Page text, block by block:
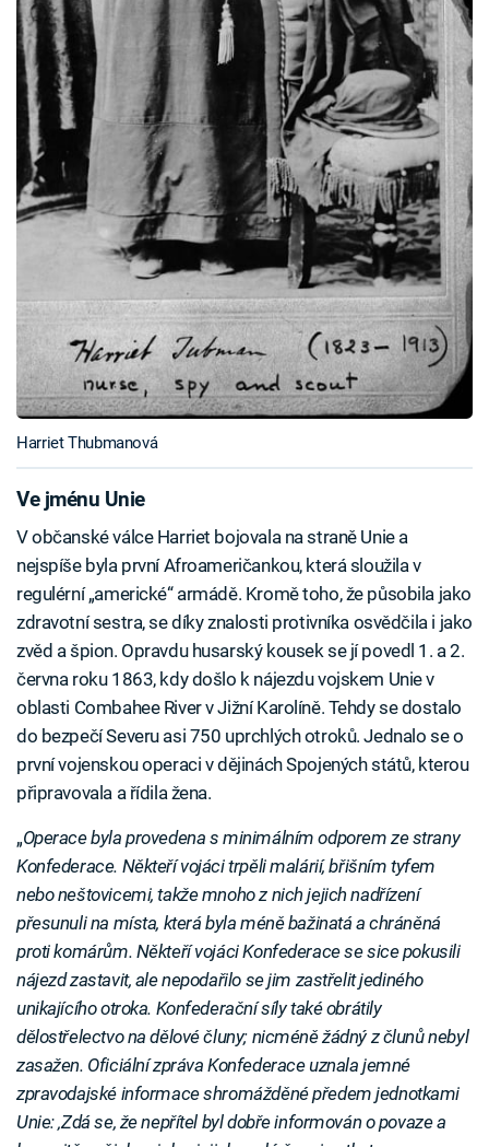
Harriet Thubmanová
Ve jménu Unie
V občanské válce Harriet bojovala na straně Unie a
nejspíše byla první Afroameričankou, která sloužila v
regulérní „americké“ armádě. Kromě toho, že působila jako
zdravotní sestra, se díky znalosti protivníka osvědčila i jako
zvěd a špion. Opravdu husarský kousek se jí povedl 1. a 2.
června roku 1863, kdy došlo k nájezdu vojskem Unie v
oblasti Combahee River v Jižní Karolíně. Tehdy se dostalo
do bezpečí Severu asi 750 uprchlých otroků. Jednalo se o
první vojenskou operaci v dějinách Spojených států, kterou
připravovala a řídila žena.
„Operace byla provedena s minimálním odporem ze strany
Konfederace. Někteří vojáci trpěli malárií, břišním tyfem
nebo neštovicemi, takže mnoho z nich jejich nadřízení
přesunuli na místa, která byla méně bažinatá a chráněná
proti komárům. Někteří vojáci Konfederace se sice pokusili
nájezd zastavit, ale nepodařilo se jim zastřelit jediného
unikajícího otroka. Konfederační síly také obrátily
dělostřelectvo na dělové čluny; nicméně žádný z člunů nebyl
zasažen. Oficiální zpráva Konfederace uznala jemné
zpravodajské informace shromážděné předem jednotkami
Unie: ‚Zdá se, že nepřítel byl dobře informován o povaze a